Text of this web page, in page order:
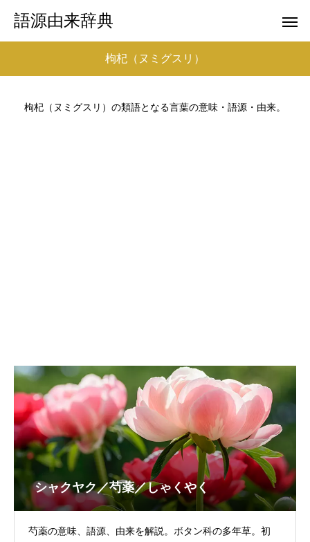
語源由来辞典
枸杞（ヌミグスリ）
枸杞（ヌミグスリ）の類語となる言葉の意味・語源・由来。
シャクヤク／芍薬／しゃくやく
芍薬の意味、語源、由来を解説。ボタン科の多年草。初